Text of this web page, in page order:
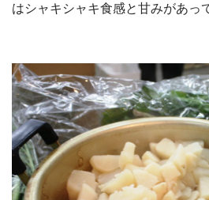
はシャキシャキ食感と甘みがあっ